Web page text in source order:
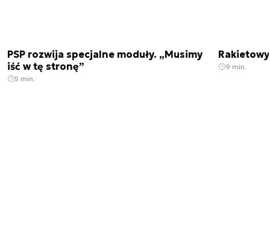
PSP rozwija specjalne moduły. „Musimy
iść w tę stronę”
5 min.
9 min.